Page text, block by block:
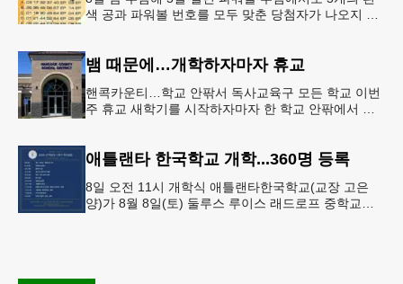
색 공과 파워볼 번호를 모두 맞춘 당첨자가 나오지 않
뱀 때문에…개학하자마자 휴교
핸콕카운티…학교 안팎서 독사교육구 모든 학교 이번
주 휴교 새학기를 시작하자마자 한 학교 안팎에서 잇
애틀랜타 한국학교 개학...360명 등록
8일 오전 11시 개학식 애틀랜타한국학교(교장 고은
양)가 8월 8일(토) 둘루스 루이스 래드로프 중학교에